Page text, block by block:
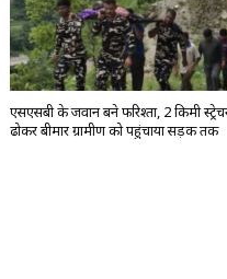
एसएसबी के जवान बने फरिश्ता, 2 किमी
ढोकर बीमार ग्रामीण को पहुंचाया सड़क तक